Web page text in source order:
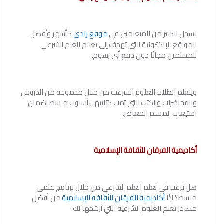
يسجل الكثير من المتعلمين فيموقع زاديكأشهر وأفضل
المواقع الإلكترونية التي تهدف إلى تعليم العلم الشرعي
للمسلمين مجانًا دون دفع أي رسوم.
ويتعلم الطلاب العلوم الشرعية من خلال مجموعة من الدروس
والمحاضرات والكتب التي تمت كتابتها بأسلوب مبسط لضمان
استيعاب المسلم المعاصر.
أكاديمية الفرقان للثقافة الإسلامية
هل ترغب في تعلم العلم الشرعي من خلال برنامج علمي
مبسط؟ إذًاأكاديمية الفرقان للثقافة الإسلاميةمن أفضل
مصادر تعلم العلوم الشرعية التي أرشحها لك.